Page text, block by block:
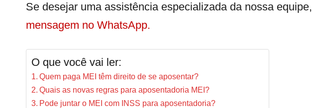
Se desejar uma assistência especializada da nossa equipe,
mensagem no WhatsApp.
O que você vai ler:
Quem paga MEI têm direito de se aposentar?
Quais as novas regras para aposentadoria MEI?
Pode juntar o MEI com INSS para aposentadoria?